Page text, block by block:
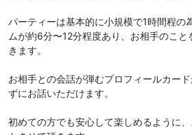
パーティーは基本的に小規模で1時間程の
ムが約6分〜12分程度あり、お相手のこ
きます。
お相手との会話が弾むプロフィールカー
ずにお話いただけます。
初めての方でも安心して楽しめるように